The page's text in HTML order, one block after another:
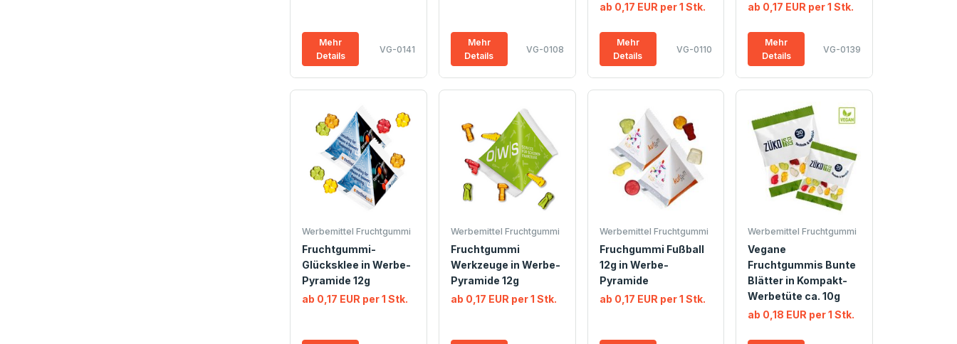
Mehr
Details
VG-0141
Mehr
Details
VG-0108
ab 0,17 EUR per 1 Stk.
Mehr
Details
VG-0110
ab 0,17 EUR per 1 Stk.
Mehr
Details
VG-0139
Werbemittel Fruchtgummi
Fruchtgummi-
Glücksklee in Werbe-
Pyramide 12g
ab 0,17 EUR per 1 Stk.
Werbemittel Fruchtgummi
Fruchtgummi
Werkzeuge in Werbe-
Pyramide 12g
ab 0,17 EUR per 1 Stk.
Werbemittel Fruchtgummi
Fruchgummi Fußball
12g in Werbe-
Pyramide
ab 0,17 EUR per 1 Stk.
Werbemittel Fruchtgummi
Vegane
Fruchtgummis Bunte
Blätter in Kompakt-
Werbetüte ca. 10g
ab 0,18 EUR per 1 Stk.